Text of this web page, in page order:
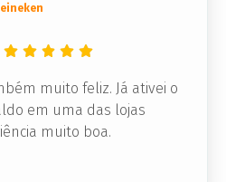
muito feliz. Já ativei o
em uma das lojas
muito boa.